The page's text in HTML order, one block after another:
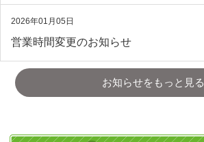
2026年01月05日
営業時間変更のお知らせ
お知らせをもっと見る